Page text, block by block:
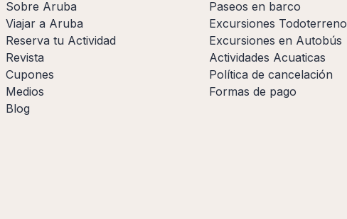
Sobre Aruba
Viajar a Aruba
Reserva tu Actividad
Revista
Cupones
Medios
Blog
Paseos en barco
Excursiones Todoterreno
Excursiones en Autobús
Actividades Acuaticas
Política de cancelación
Formas de pago